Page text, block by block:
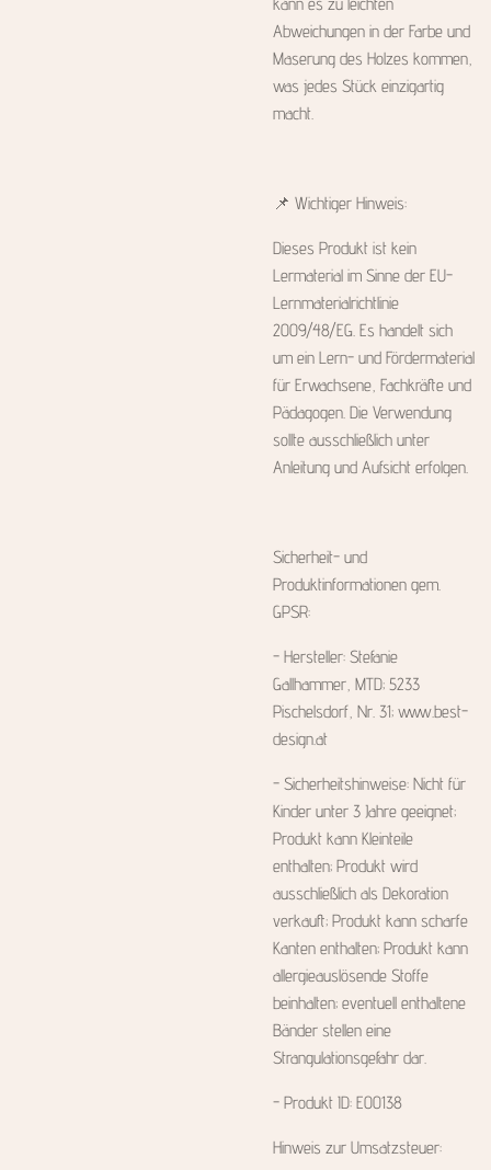
Abweichungen in der Farbe und
Maserung des Holzes kommen,
was jedes Stück einzigartig
macht.
📌 Wichtiger Hinweis:
Dieses Produkt ist kein
Lermaterial im Sinne der EU-
Lernmaterialrichtlinie
2009/48/EG. Es handelt sich
um ein Lern- und Fördermaterial
für Erwachsene, Fachkräfte und
Pädagogen. Die Verwendung
sollte ausschließlich unter
Anleitung und Aufsicht erfolgen.
Sicherheit- und
Produktinformationen gem.
GPSR:
- Hersteller: Stefanie
Gallhammer, MTD; 5233
Pischelsdorf, Nr. 31; www.best-
design.at
- Sicherheitshinweise: Nicht für
Kinder unter 3 Jahre geeignet;
Produkt kann Kleinteile
enthalten; Produkt wird
ausschließlich als Dekoration
verkauft; Produkt kann scharfe
Kanten enthalten; Produkt kann
allergieauslösende Stoffe
beinhalten; eventuell enthaltene
Bänder stellen eine
Strangulationsgefahr dar.
- Produkt ID: E00138
Hinweis zur Umsatzsteuer: